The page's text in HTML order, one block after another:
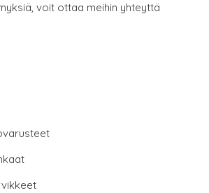
voit ottaa meihin yhteyttä